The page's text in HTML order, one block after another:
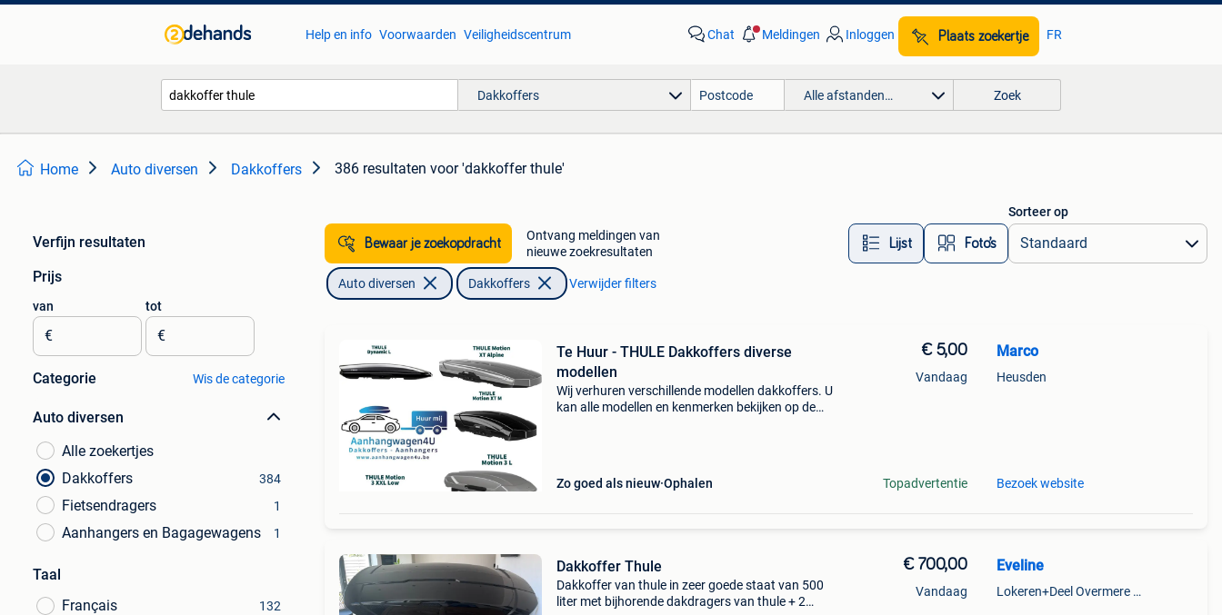
Help en info Voorwaarden Veiligheidscentrum Chat Meldingen Inloggen Plaats zoekertje FR
Dakkoffers Alle afstanden… Zoek
Home Auto diversen Dakkoffers 386 resultaten voor 'dakkoffer thule'
Verfijn resultaten
Prijs
van
€
tot
€
Categorie Wis de categorie
Auto diversen
Alle zoekertjes
Dakkoffers
384
Fietsendragers 1
Aanhangers en Bagagewagens 1
Taal
Français
132
Bewaar je zoekopdracht
Ontvang meldingen van
nieuwe zoekresultaten
Lijst Foto’s
Sorteer op
Auto diversen Dakkoffers Verwijder filters
Te Huur - THULE Dakkoffers diverse
modellen
Wij verhuren verschillende modellen dakkoffers. U
kan alle modellen en kenmerken bekijken op de
Zo goed als nieuw Ophalen
€ 5,00
Vandaag
Topadvertentie
Marco
Heusden
Bezoek website
Dakkoffer Thule
Dakkoffer van thule in zeer goede staat van 500
liter met bijhorende dakdragers van thule + 2
€ 700,00
Vandaag
Eveline
Lokeren+Deel Overmere En Zele